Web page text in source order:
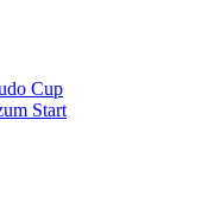
Cup
Start